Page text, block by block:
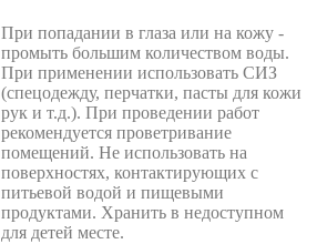
При попадании в глаза или на кожу -
промыть большим количеством воды.
При применении использовать СИЗ
(спецодежду, перчатки, пасты для кожи
рук и т.д.). При проведении работ
рекомендуется проветривание
помещений. Не использовать на
поверхностях, контактирующих с
питьевой водой и пищевыми
продуктами. Хранить в недоступном
для детей месте.